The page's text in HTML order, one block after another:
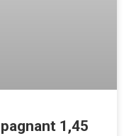
1,45